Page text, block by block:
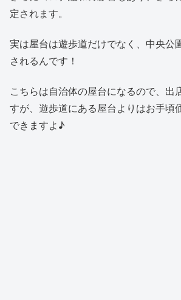
定されます。
実は屋台は遊歩道だけでなく、中央公
されるんです！
こちらは自治体の屋台になるので、出
すが、遊歩道にある屋台よりはお手頃
できますよ♪